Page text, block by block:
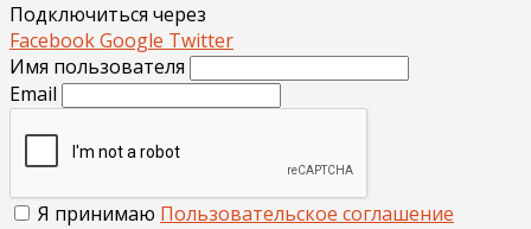
Подключиться через
FacebookGoogle Twitter
Имя пользователя
Email
Я принимаю Пользовательское соглашение